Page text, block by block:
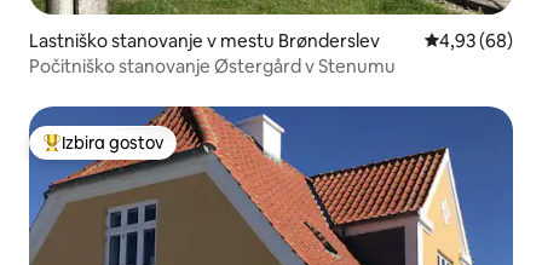
Lastniško stanovanje v mestu Brønderslev Povprečna
4,93 (68)
Počitniško stanovanje Østergård v Stenumu
Najbolj priljubljena prenočišča z značko »Izbira gostov«
Izbira gostov